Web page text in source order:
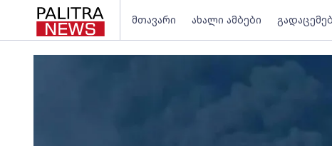
მთავარი ახალი ამბები